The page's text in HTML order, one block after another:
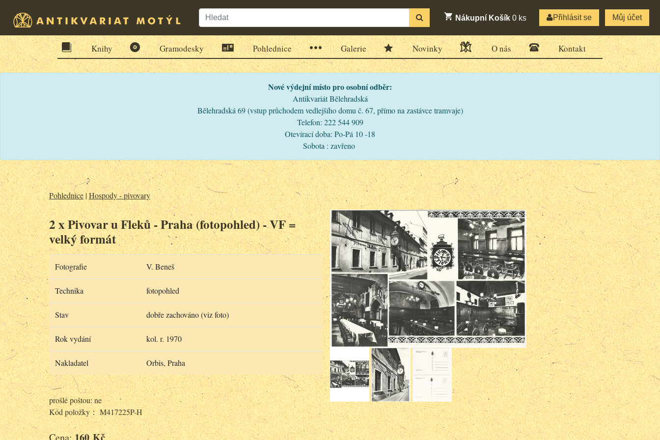
Nákupní Košík 0 ks Přihlásit se Můj účet
Knihy Gramodesky Pohlednice Galerie Novinky O nás Kontakt
Nové výdejní místo pro osobní odběr:
Antikvariát Bělehradská
Bělehradská 69 (vstup průchodem vedlejšího domu č. 67, přímo na zastávce tramvaje)
Telefon: 222 544 909
Otevírací doba: Po-Pá 10 -18
Sobota : zavřeno
Pohlednice|Hospody - pivovary
2 x Pivovar u Fleků - Praha (fotopohled) - VF =
velký formát
Fotografie V. Beneš
Technika fotopohled
Stav dobře zachováno (viz foto)
Rok vydání kol. r. 1970
Nakladatel Orbis, Praha
prošlé poštou: ne
Kód položky： M417225P-H